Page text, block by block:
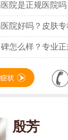
院是正规医院
院好吗？皮肤
怎么样？专业
殷芳